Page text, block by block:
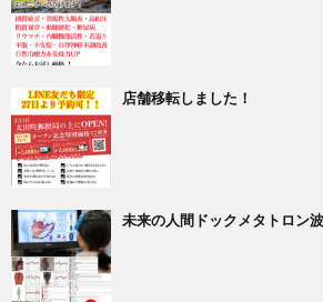
店舗移転しました！
未来の人間ドックメタトロン